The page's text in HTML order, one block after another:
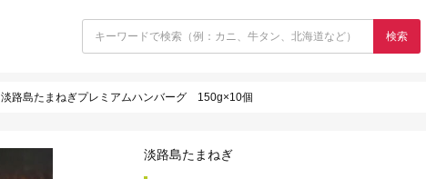
検索
淡路島たまねぎプレミアムハンバーグ 150g×10個
淡路島たまねぎ